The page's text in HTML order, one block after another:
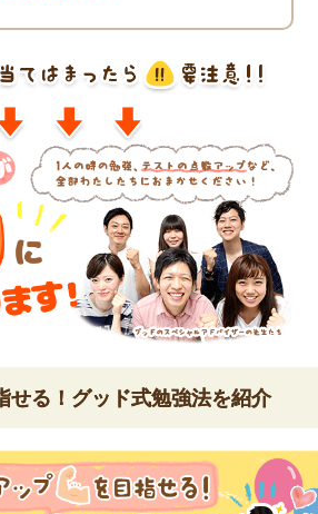
せる！グッド式勉強法を紹介